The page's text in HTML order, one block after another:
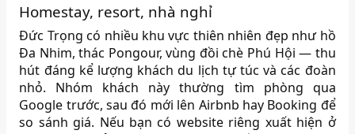
Homestay, resort, nhà nghỉ
Đức Trọng có nhiều khu vực thiên nhiên đẹp như hồ
Đa Nhim, thác Pongour, vùng đồi chè Phú Hội — thu
hút đáng kể lượng khách du lịch tự túc và các đoàn
nhỏ. Nhóm khách này thường tìm phòng qua
Google trước, sau đó mới lên Airbnb hay Booking để
so sánh giá. Nếu bạn có website riêng xuất hiện ở